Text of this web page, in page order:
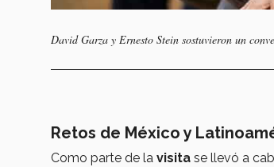
David Garza y Ernesto Stein sostuvieron un
Retos de México y
Como parte de la visita se llevó a